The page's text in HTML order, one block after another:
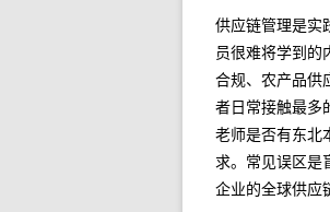
供应链管理是实
员很难将学到
合规、农产品供
者日常接触最多
老师是否有东北
求。常见误区是
企业的全球供应